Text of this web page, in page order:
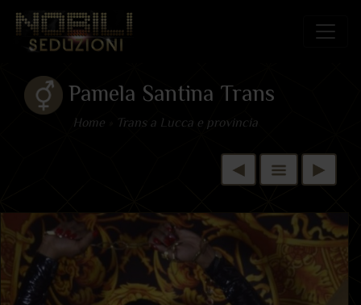
Pamela Santina Trans
Home Trans a Lucca e provincia